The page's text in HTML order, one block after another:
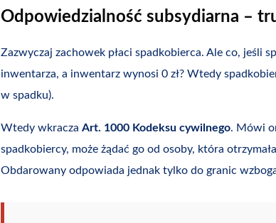
Odpowiedzialność subsydiarna –
Zazwyczaj zachowek płaci spadkobierca. Ale co, jeśli
inwentarza, a inwentarz wynosi 0 zł? Wtedy
w spadku).
Wtedy wkracza Art. 1000 Kodeksu cywilnego. Mówi
spadkobiercy, może żądać go od osoby, która
Obdarowany odpowiada jednak tylko do granic